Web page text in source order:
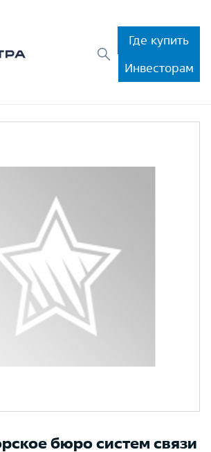
Где купить
Инвесторам
бюро систем связи